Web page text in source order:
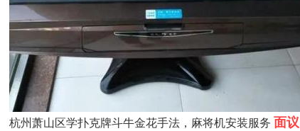
杭州萧山区学扑克牌斗牛金花手法，麻将机安装服务 面议